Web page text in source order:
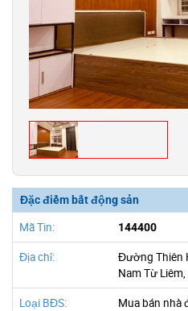
Đặc điểm bất động sản
Mã Tin: 144400
Địa chỉ:
Đường Thiên
Nam Từ
Loại BĐS: Mua bán nhà